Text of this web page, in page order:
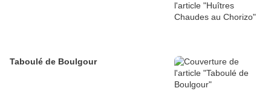
Taboulé de Boulgour